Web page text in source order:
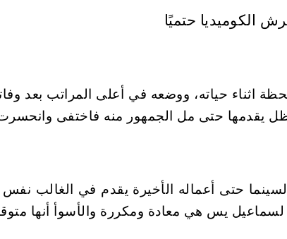
اثناء حياته، ووضعه في أعلى المراتب بعد
حتى مل الجمهور منه فاختفى وانحسرت
حتى أعماله الأخيرة يقدم في الغالب
يس هي معادة ومكررة والأسوأ أنها